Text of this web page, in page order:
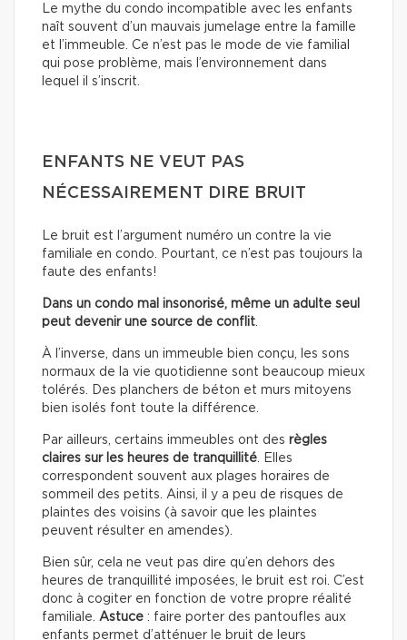
Le mythe du condo incompatible avec les enfants
naît souvent d’un mauvais jumelage entre la famille
et l’immeuble. Ce n’est pas le mode de vie familial
qui pose problème, mais l’environnement dans
lequel il s’inscrit.
ENFANTS NE VEUT PAS
NÉCESSAIREMENT DIRE BRUIT
Le bruit est l’argument numéro un contre la vie
familiale en condo. Pourtant, ce n’est pas toujours la
faute des enfants!
Dans un condo mal insonorisé, même un adulte seul
peut devenir une source de conflit.
À l’inverse, dans un immeuble bien conçu, les sons
normaux de la vie quotidienne sont beaucoup mieux
tolérés. Des planchers de béton et murs mitoyens
bien isolés font toute la différence.
Par ailleurs, certains immeubles ont des règles
claires sur les heures de tranquillité. Elles
correspondent souvent aux plages horaires de
sommeil des petits. Ainsi, il y a peu de risques de
plaintes des voisins (à savoir que les plaintes
peuvent résulter en amendes).
Bien sûr, cela ne veut pas dire qu’en dehors des
heures de tranquillité imposées, le bruit est roi. C’est
donc à cogiter en fonction de votre propre réalité
familiale. Astuce : faire porter des pantoufles aux
enfants permet d’atténuer le bruit de leurs